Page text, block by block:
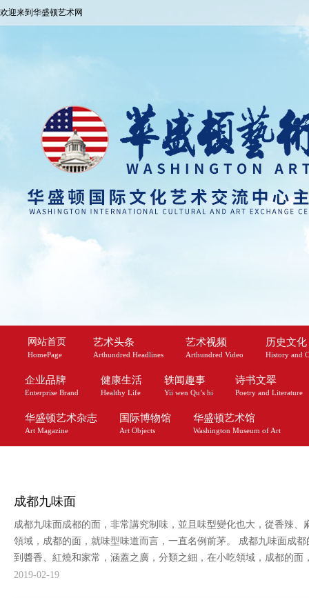
欢迎来到华盛顿艺术网
网站首页
HomePage
艺术头条
Arthundred Headlines
艺术视频
Arthundred Video
历史文化
History and
企业品牌
Enterprise Brand
健康生活
Healthy Life
轶闻趣事
Yii wen Qu’s hi
诗书文翠
Poetry and Literature
华盛顿艺术杂志
Art Magazine
国际博物馆
Art Objects
华盛顿艺术馆
Washington Museum of Art
成都九味面
成都九味面成都的面，非常講究制味，並且味型變化也大，從香辣
領域，成都的面，就味型味道而言，一直名例前茅。 成都九味面成
到醬香、紅燒和家常，涵蓋之廣，分類之細，在小吃領域，成都的面
2019-02-19